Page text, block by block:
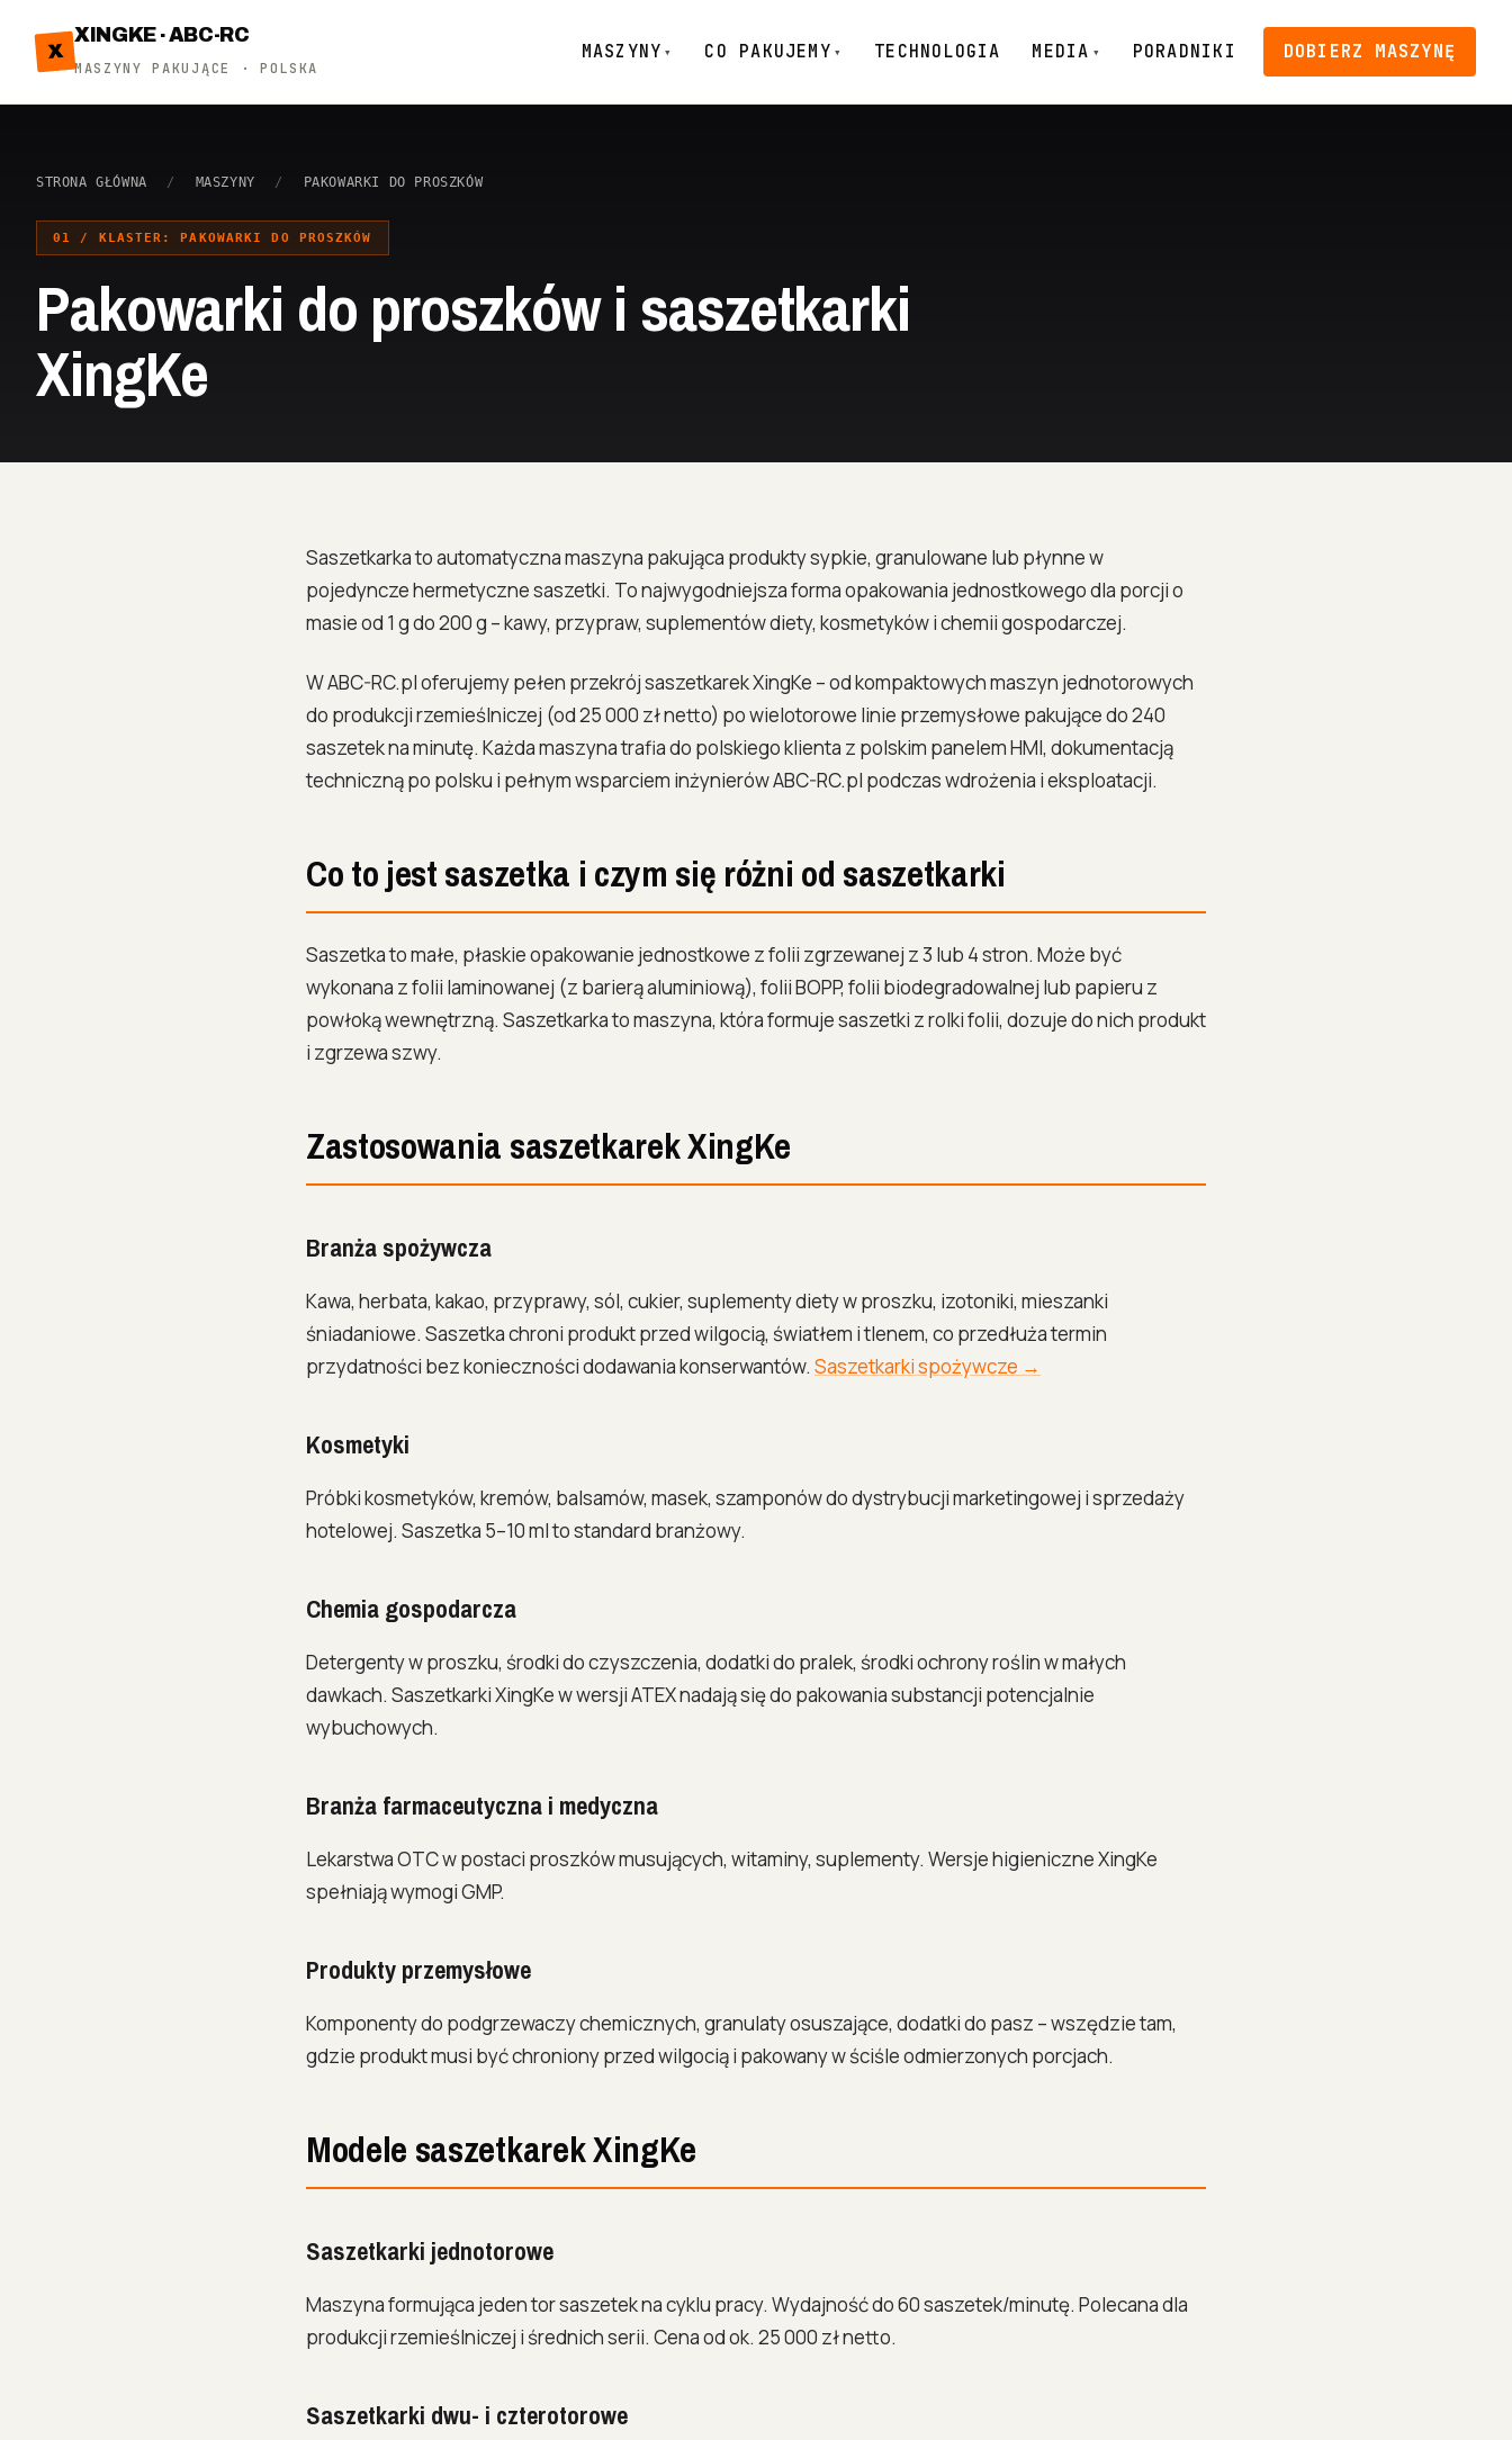
X
XINGKE · ABC-RC
MASZYNY PAKUJĄCE · POLSKA
MASZYNY CO PAKUJEMY TECHNOLOGIA MEDIA PORADNIKI DOBIERZ MASZYNĘ
STRONA GŁÓWNA / MASZYNY / PAKOWARKI DO PROSZKÓW
01 / KLASTER: PAKOWARKI DO PROSZKÓW
Pakowarki do proszków i saszetkarki
XingKe
Saszetkarka to automatyczna maszyna pakująca produkty sypkie, granulowane lub płynne w
pojedyncze hermetyczne saszetki. To najwygodniejsza forma opakowania jednostkowego dla porcji o
masie od 1 g do 200 g – kawy, przypraw, suplementów diety, kosmetyków i chemii gospodarczej.
W ABC-RC.pl oferujemy pełen przekrój saszetkarek XingKe – od kompaktowych maszyn jednotorowych
do produkcji rzemieślniczej (od 25 000 zł netto) po wielotorowe linie przemysłowe pakujące do 240
saszetek na minutę. Każda maszyna trafia do polskiego klienta z polskim panelem HMI, dokumentacją
techniczną po polsku i pełnym wsparciem inżynierów ABC-RC.pl podczas wdrożenia i eksploatacji.
Co to jest saszetka i czym się różni od saszetkarki
Saszetka to małe, płaskie opakowanie jednostkowe z folii zgrzewanej z 3 lub 4 stron. Może być
wykonana z folii laminowanej (z barierą aluminiową), folii BOPP, folii biodegradowalnej lub papieru z
powłoką wewnętrzną. Saszetkarka to maszyna, która formuje saszetki z rolki folii, dozuje do nich produkt
i zgrzewa szwy.
Zastosowania saszetkarek XingKe
Branża spożywcza
Kawa, herbata, kakao, przyprawy, sól, cukier, suplementy diety w proszku, izotoniki, mieszanki
śniadaniowe. Saszetka chroni produkt przed wilgocią, światłem i tlenem, co przedłuża termin
przydatności bez konieczności dodawania konserwantów. Saszetkarki spożywcze →
Kosmetyki
Próbki kosmetyków, kremów, balsamów, masek, szamponów do dystrybucji marketingowej i sprzedaży
hotelowej. Saszetka 5–10 ml to standard branżowy.
Chemia gospodarcza
Detergenty w proszku, środki do czyszczenia, dodatki do pralek, środki ochrony roślin w małych
dawkach. Saszetkarki XingKe w wersji ATEX nadają się do pakowania substancji potencjalnie
wybuchowych.
Branża farmaceutyczna i medyczna
Lekarstwa OTC w postaci proszków musujących, witaminy, suplementy. Wersje higieniczne XingKe
spełniają wymogi GMP.
Produkty przemysłowe
Komponenty do podgrzewaczy chemicznych, granulaty osuszające, dodatki do pasz – wszędzie tam,
gdzie produkt musi być chroniony przed wilgocią i pakowany w ściśle odmierzonych porcjach.
Modele saszetkarek XingKe
Saszetkarki jednotorowe
Maszyna formująca jeden tor saszetek na cyklu pracy. Wydajność do 60 saszetek/minutę. Polecana dla
produkcji rzemieślniczej i średnich serii. Cena od ok. 25 000 zł netto.
Saszetkarki dwu- i czterotorowe